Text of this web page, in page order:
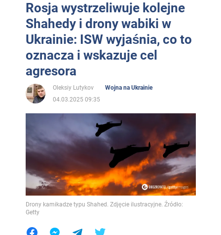
Rosja wystrzeliwuje kolejne
Shahedy i drony wabiki w
Ukrainie: ISW wyjaśnia, co to
oznacza i wskazuje cel
agresora
Oleksiy Lutykov
Wojna na Ukrainie
04.03.2025 09:35
Drony kamikadze typu Shahed. Zdjęcie ilustracyjne. Źródło:
Getty